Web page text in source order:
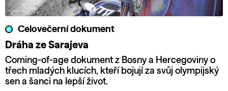
Celovečerní dokument
Dráha ze Sarajeva
Coming-of-age dokument z Bosny a Hercegoviny o
třech mladých klucích, kteří bojují za svůj olympijský
sen a šanci na lepší život.